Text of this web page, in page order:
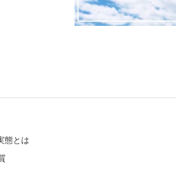
態とは